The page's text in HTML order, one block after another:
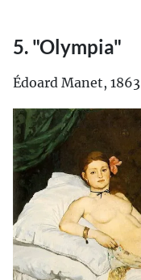
5. "Olympia"
Édoard Manet, 1863